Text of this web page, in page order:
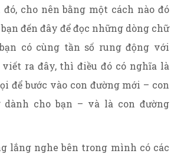
cho nên bằng một cách nào đó
đến đây để đọc những dòng chữ
có cùng tần số rung động với
ra đây, thì điều đó có nghĩa là
để bước vào con đường mới – con
dành cho bạn – và là con đường
lắng nghe bên trong mình có các